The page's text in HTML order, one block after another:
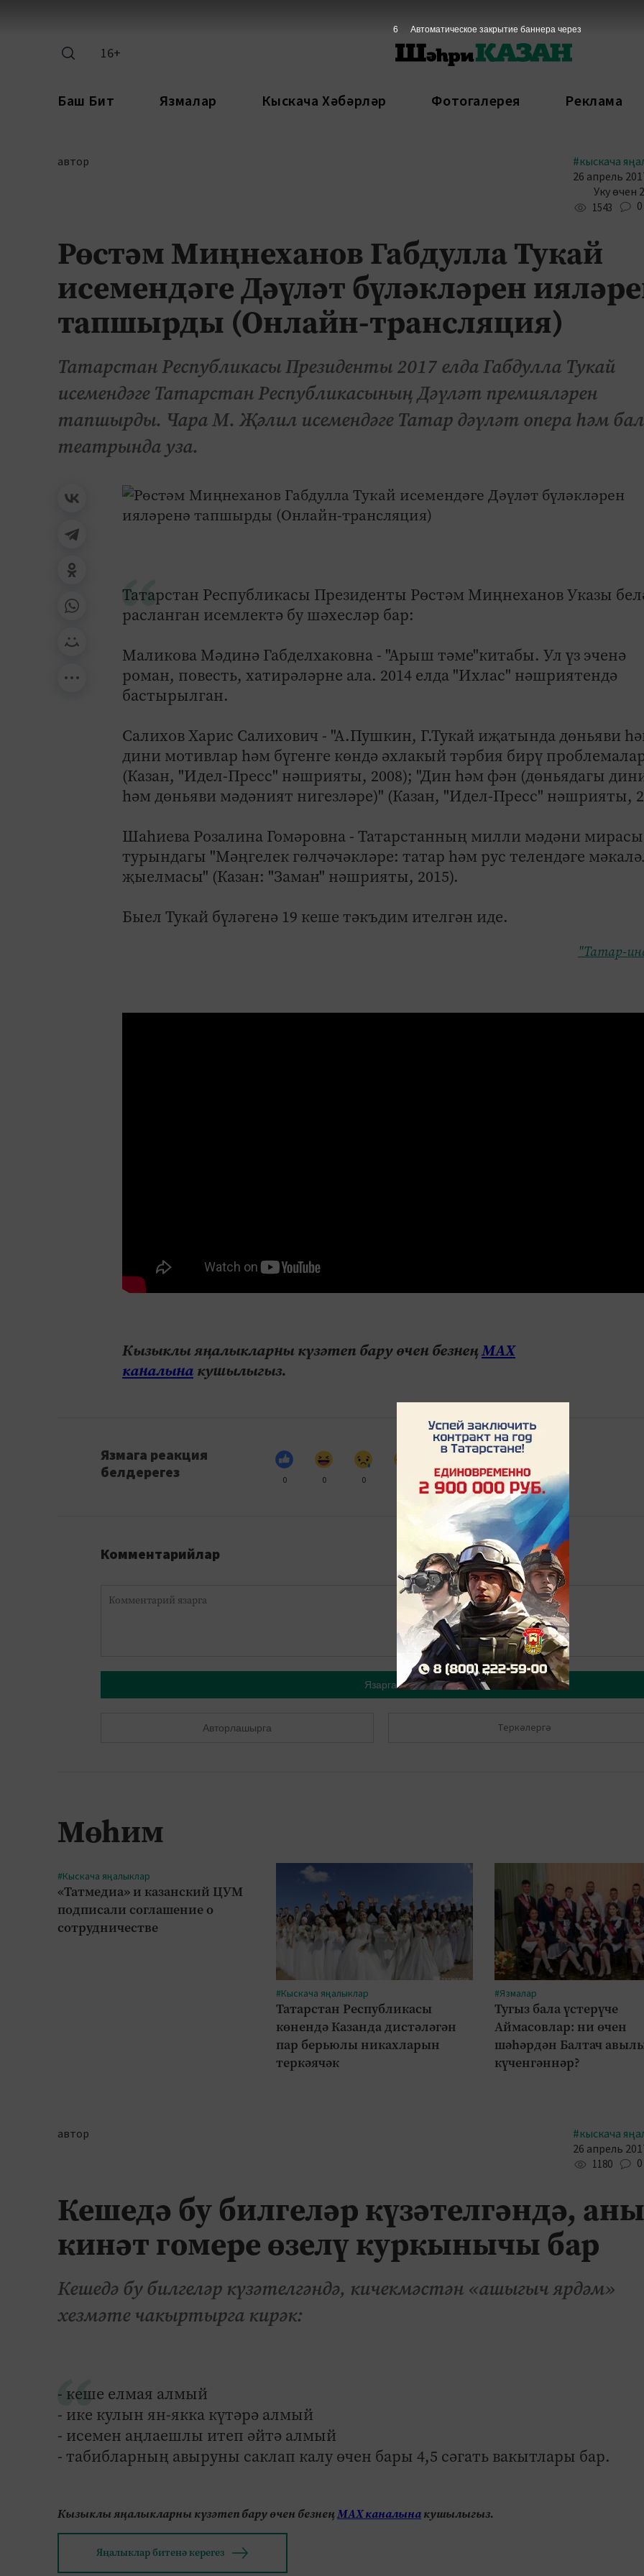
16+
Баш Бит Язмалар Кыскача Хәбәрләр Фотогалерея Реклама
автор
#кыскача
26 апрель
Уку өчен
1543 0
Рөстәм Миңнеханов Габдулла Тукай
исемендәге Дәүләт бүләкләрен
тапшырды (Онлайн-трансляция)
Татарстан Республикасы Президенты 2017 елда Габдулла Тукай
исемендәге Татарстан Республикасының Дәүләт премияләрен
тапшырды. Чара М. Җәлил исемендәге Татар дәүләт опера һәм
театрында уза.
Татарстан Республикасы Президенты Рөстәм Миңнеханов Указы
расланган исемлектә бу шәхесләр бар:
Маликова Мәдинә Габделхаковна - "Арыш тәме"китабы. Ул үз эченә
роман, повесть, хатирәләрне ала. 2014 елда "Ихлас" нәшриятендә
бастырылган.
Салихов Харис Салихович - "А.Пушкин, Г.Тукай иҗатында дөньяви
дини мотивлар һәм бүгенге көндә әхлакый тәрбия бирү
(Казан, "Идел-Пресс" нәшрияты, 2008); "Дин һәм фән (дөньядагы
һәм дөньяви мәдәният нигезләре)" (Казан, "Идел-Пресс" нәшрияты,
Шаһиева Розалина Гомәровна - Татарстанның милли мәдәни мирасы
турындагы "Мәңгелек гөлчәчәкләре: татар һәм рус телендәге
җыелмасы" (Казан: "Заман" нәшрияты, 2015).
Быел Тукай бүләгенә 19 кеше тәкъдим ителгән иде.
"Татар-
Кызыклы яңалыкларны күзәтеп бару өчен безнеңМАХ
каналына кушылыгыз.
Язмага реакция
белдерегез
0 0 0 0
Комментарийлар
Язарга
Авторлашырга Теркәлергә
Мөһим
#Кыскача яңалыклар
«Татмедиа» и казанский ЦУМ
подписали соглашение о
сотрудничестве
#Кыскача яңалыклар
Татарстан Республикасы
көнендә Казанда дистәләгән
пар берьюлы никахларын
теркәячәк
#Язмалар
Тугыз бала үстерүче
Аймасовлар: ни өчен
шәһәрдән Балтач
күченгәннәр?
автор
#кыскача
26 апрель
1180 0
Кешедә бу билгеләр күзәтелгәндә,
кинәт гомере өзелү куркынычы бар
Кешедә бу билгеләр күзәтелгәндә, кичекмәстән «ашыгыч ярдәм»
хезмәте чакыртырга кирәк:
- кеше елмая алмый
- ике кулын ян-якка күтәрә алмый
- исемен аңлаешлы итеп әйтә алмый
- табибларның авыруны саклап калу өчен бары 4,5 сәгать вакытлары бар.
Кызыклы яңалыкларны күзәтеп бару өчен безнеңМАХ каналынакушылыгыз.
Яңалыклар битенә керегез
5 Автоматическое закрытие баннера через